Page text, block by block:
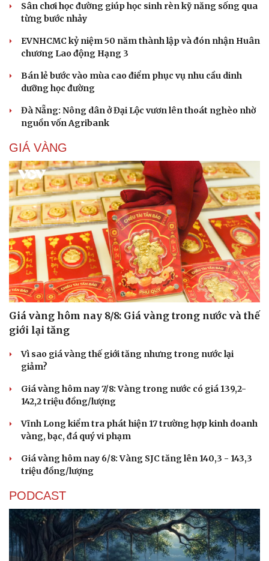
Sân chơi học đường giúp học sinh rèn kỹ năng sống qua
từng bước nhảy
EVNHCMC kỷ niệm 50 năm thành lập và đón nhận Huân
chương Lao động Hạng 3
Bán lẻ bước vào mùa cao điểm phục vụ nhu cầu dinh
dưỡng học đường
Đà Nẵng: Nông dân ở Đại Lộc vươn lên thoát nghèo nhờ
nguồn vốn Agribank
GIÁ VÀNG
Giá vàng hôm nay 8/8: Giá vàng trong nước và thế
giới lại tăng
Vì sao giá vàng thế giới tăng nhưng trong nước lại
giảm?
Giá vàng hôm nay 7/8: Vàng trong nước có giá 139,2-
142,2 triệu đồng/lượng
Vĩnh Long kiểm tra phát hiện 17 trường hợp kinh doanh
vàng, bạc, đá quý vi phạm
Giá vàng hôm nay 6/8: Vàng SJC tăng lên 140,3 - 143,3
triệu đồng/lượng
PODCAST